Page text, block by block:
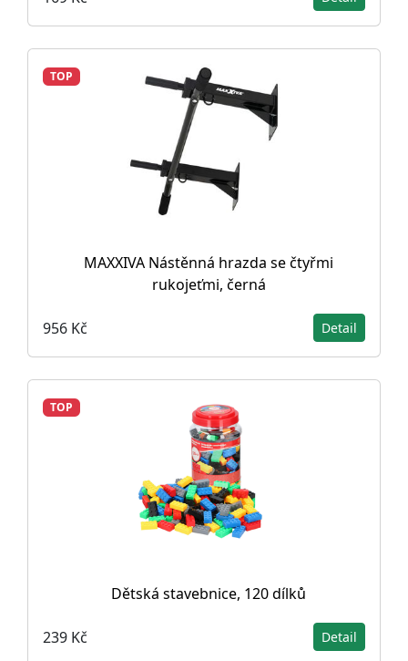
TOP
MAXXIVA Nástěnná hrazda se čtyřmi
rukojeťmi, černá
956 Kč Detail
TOP
Dětská stavebnice, 120 dílků
239 Kč Detail